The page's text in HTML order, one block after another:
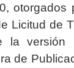
otorgados
Licitud de
la versión
de